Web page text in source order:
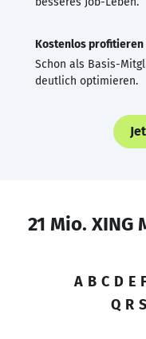
Kostenlos profitieren
Schon als Basis-
deutlich optimieren.
21 Mio.
A B C D E
Q R S